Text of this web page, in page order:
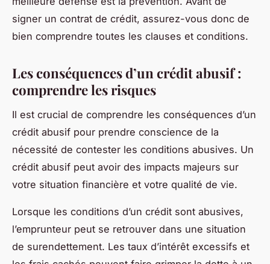
signer un contrat de crédit, assurez-vous donc de
bien comprendre toutes les clauses et conditions.
Les conséquences d’un crédit abusif :
comprendre les risques
Il est crucial de comprendre les conséquences d’un
crédit abusif pour prendre conscience de la
nécessité de contester les conditions abusives. Un
crédit abusif peut avoir des impacts majeurs sur
votre situation financière et votre qualité de vie.
Lorsque les conditions d’un crédit sont abusives,
l’emprunteur peut se retrouver dans une situation
de surendettement. Les taux d’intérêt excessifs et